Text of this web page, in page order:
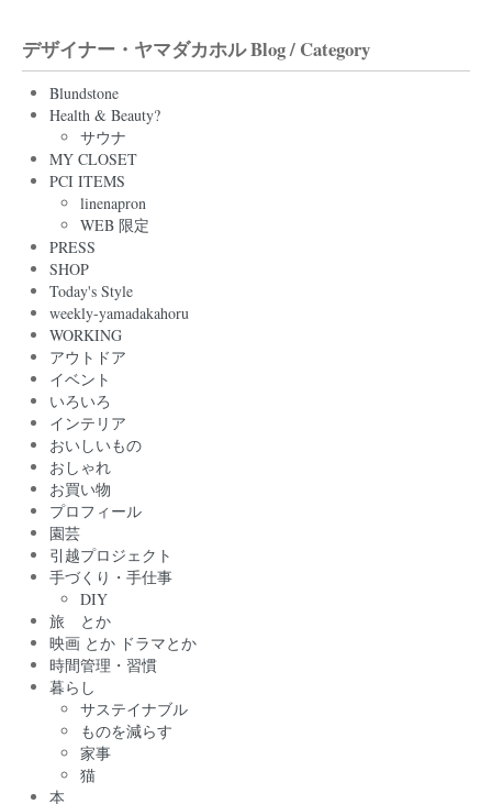
デザイナー・ヤマダカホル Blog / Category
Blundstone
Health & Beauty?
サウナ
MY CLOSET
PCI ITEMS
linenapron
WEB 限定
PRESS
SHOP
Today's Style
weekly-yamadakahoru
WORKING
アウトドア
イベント
いろいろ
インテリア
おいしいもの
おしゃれ
お買い物
プロフィール
園芸
引越プロジェクト
手づくり・手仕事
DIY
旅 とか
映画 とか ドラマとか
時間管理・習慣
暮らし
サステイナブル
ものを減らす
家事
猫
本